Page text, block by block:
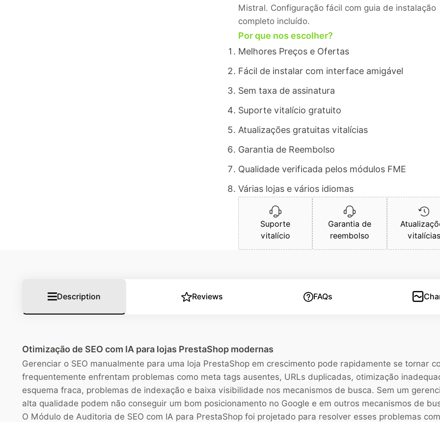
Mistral. Configuração fácil com guia de instalação
completo incluído.
Por que nos escolher?
Melhores Preços e Ofertas
Fácil de instalar com interface amigável
Sem taxa de assinatura
Suporte vitalício gratuito
Atualizações gratuitas vitalícias
Garantia de Reembolso
Qualidade verificada pelos módulos FME
Várias lojas e vários idiomas
Suporte
vitalício
Garantia de
reembolso
vitalícias
Description Reviews FAQs
Otimização de SEO com IA para lojas PrestaShop modernas
Gerenciar o SEO manualmente para uma loja PrestaShop em crescimento pode rapidamente se tornar
frequentemente enfrentam problemas como meta tags ausentes, URLs duplicadas, otimização
esquema fraca, problemas de indexação e baixa visibilidade nos mecanismos de busca. Sem um
alta qualidade podem não conseguir um bom posicionamento no Google e em outros mecanismos de
O Módulo de Auditoria de SEO com IA para PrestaShop foi projetado para resolver esses problemas